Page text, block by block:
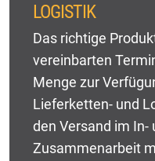
LOGISTIK
Das richtige
vereinbarten
Menge zur
Lieferketten- und
den Versand im In-
Zusammenarbeit